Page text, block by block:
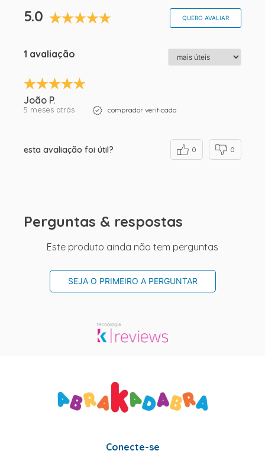
5.0
QUERO AVALIAR
1 avaliação
João P.
5 meses atrás comprador verificado
esta avaliação foi útil? 0 0
Perguntas & respostas
Este produto ainda não tem perguntas
SEJA O PRIMEIRO A PERGUNTAR
Conecte-se